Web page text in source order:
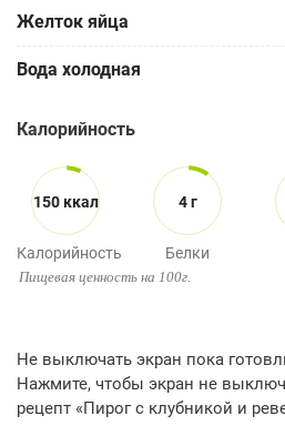
Желток яйца
Вода холодная
Калорийность
150 ккал
Калорийность
4 г
Белки
Пищевая ценность на 100г.